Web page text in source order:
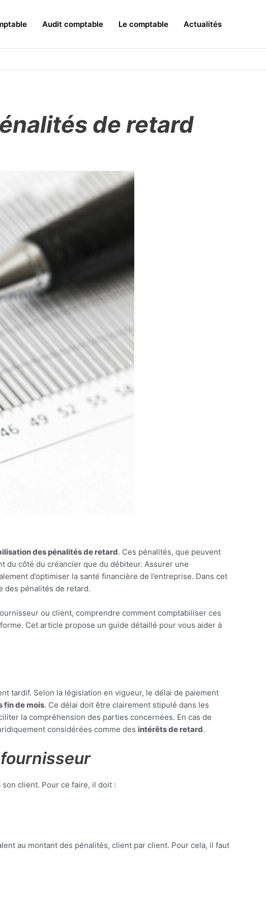
Audit comptable Le comptable Actualités
de retard
des pénalités de retard. Ces pénalités, que peuvent
du côté du créancier que du débiteur. Assurer une
d’optimiser la santé financière de l’entreprise. Dans cet
des pénalités de retard.
ou client, comprendre comment comptabiliser ces
Cet article propose un guide détaillé pour vous aider à
tardif. Selon la législation en vigueur, le délai de paiement
fin de mois. Ce délai doit être clairement stipulé dans les
la compréhension des parties concernées. En cas de
considérées comme des intérêts de retard.
client. Pour ce faire, il doit :
au montant des pénalités, client par client. Pour cela, il faut